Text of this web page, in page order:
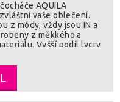
AQUILA
vaše oblečení.
z módy, vždy jsou IN a
z měkkého a
Vyšší podíl lycry
Punčocháče
Všitý klínek v kalhotkové
pohodlí a příjemné
široká guma, drží jak